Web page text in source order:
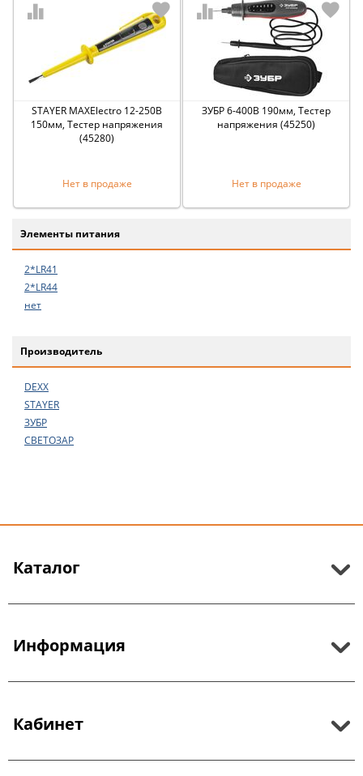
STAYER MAXElectro 12-250В
150мм, Тестер напряжения
(45280)
Нет в продаже
ЗУБР 6-400В 190мм, Тестер
напряжения (45250)
Нет в продаже
Элементы питания
2*LR41
2*LR44
нет
Производитель
DEXX
STAYER
ЗУБР
СВЕТОЗАР
Каталог
Информация
Кабинет